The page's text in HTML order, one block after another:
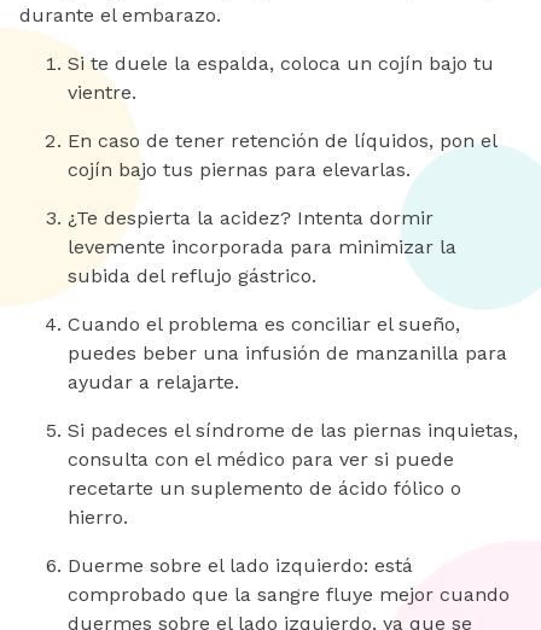
durante el embarazo.
Si te duele la espalda, coloca un cojín bajo tu
vientre.
En caso de tener retención de líquidos, pon el
cojín bajo tus piernas para elevarlas.
¿Te despierta la acidez? Intenta dormir
levemente incorporada para minimizar la
subida del reflujo gástrico.
Cuando el problema es conciliar el sueño,
puedes beber una infusión de manzanilla para
ayudar a relajarte.
Si padeces el síndrome de las piernas inquietas,
consulta con el médico para ver si puede
recetarte un suplemento de ácido fólico o
hierro.
Duerme sobre el lado izquierdo: está
comprobado que la sangre fluye mejor cuando
duermes sobre el lado izquierdo, ya que se